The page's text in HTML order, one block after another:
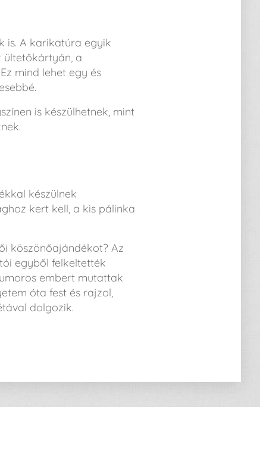
is. A karikatúra egyik
ültetőkártyán, a
mind lehet egy és
is készülhetnek, mint
készülnek
kert kell, a kis pálinka
köszönőajándékot? Az
egyből felkeltették
embert mutattak
óta fest és rajzol,
dolgozik.